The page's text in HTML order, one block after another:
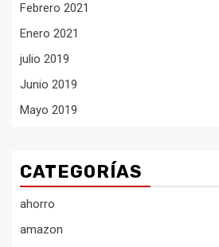
Febrero 2021
Enero 2021
julio 2019
Junio 2019
Mayo 2019
CATEGORÍAS
ahorro
amazon